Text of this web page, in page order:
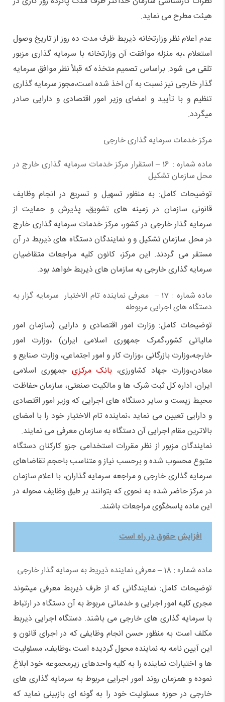
هیئت مطرح می نماید.
عدم اعلام نظر وزارتخانه ذیربط ظرف مدت ده روز از تاریخ وصول
استعلام ،‌به منزله موافقت آن وزارتخانه با سرمایه گذاری مزبور
تلقی می شود. براساس تصمیم متخذه که قبلأ نظر موافق سرمایه
گذار خارجی نیز نسبت به آن اخذ شده است،‌مجوز سرمایه گذاری
تنظیم و با تأیید و امضای وزیر امور اقتصادی و دارایی صادر
میگردد.
مرکز خدمات سرمايه گذاری خارجی
ماده شماره : 16 – استقرار مرکز خدمات سرمایه گذاری خارج در
محل سازمان تشکیل
توضیحات کامل: به منظور تسهیل و تسریع در انجام وظایف
قانونی سازمان در زمینه های تشویق، پذیرش و حمایت از
سرمایه گذار خارجی در کشور،‌ مرکز خدمات سرمایه گذاری خارج
در محل سازمان تشکیل و و نمایندگان دستگاه های ذیربط در آن
مستقر می گردند. این مرکز، کانون کلیه مراجعات متقاضیان
سرمایه گذاری خارجی به سازمان های ذیربط خواهد بود.
ماده شماره : 17 – معرفی نماینده تام الاختیار سرمایه گزار به
دستگاه های اجرایی مربوطه
توضیحات کامل: وزارت امور اقتصادی و دارایی (سازمان امور
مالیاتی کشور،‌گمرک جمهوری اسلامی ایران) ،‌وزارت امور
خارجه،‌وزارت بازرگانی ،‌وزارت کار و امور اجتماعی،‌ وزارت صنایع و
معادن،‌وزارت جهاد کشاورزی،‌بانک مرکزی جمهوری اسلامی
ایران،‌ اداره کل ثبت شرک ها و مالکیت صنعتی، سازمان حفاظت
محیط زیست و سایر دستگاه های اجرایی که وزیر امور اقتصادی
و دارایی تعیین می نماید ،‌نماینده تام الاختیار خود را با امضای
بالاترین مقام اجرایی آن دستگاه به سازمان معرفی می نمایند.
نمایندگان مزبور از نظر مقررات استخدامی جزو کارکنان دستگاه
متبوع محسوب شده و برحسب نیاز و متناسب باحجم تقاضاهای
سرمایه گذاری خارجی و مراجعه سرمایه گذاران، با اعلام سازمان
در مرکز حاضر شده به نحوی که بتوانند بر طبق وظایف محوله در
این ماده پاسخگوی مراجعات باشند.
افزایش حقوق در راه است
ماده شماره : 18 – معرفی نماینده ذیریط به سرمایه گذار خارجی
توضیحات کامل: نمایندگانی که از طرف ذیربط معرفی میشوند
مجری کلیه امور اجرایی و خدماتی مربوط به آن دستگاه در ارتباط
با سرمایه گذاری های خارجی می باشند. دستگاه اجرایی ذیربط
مکلف است به منظور حسن انجام وظایفی که در اجرای قانون و
این آیین نامه به نماینده محول گردیده است ،‌وظایف، مسئولیت
ها و اختیارات نماینده را به کلیه واحدهای زیرمجموعه خود ابلاغ
نموده و همزمان روند امور اجرایی مربوط به سرمایه گذاری های
خارجی در حوزه مسئولیت خود را به گونه ای بازبینی نماید که